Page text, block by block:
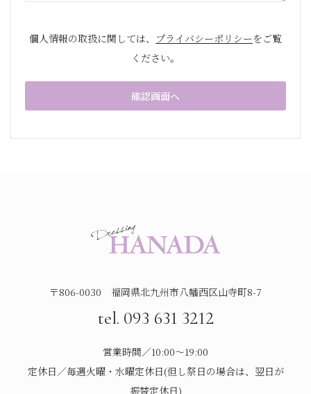
個人情報の取扱に関しては、 プライバシーポリシーをご覧
ください。
〒806-0030 福岡県北九州市八幡西区山寺町8-7
tel. 093 631 3212
営業時間／10:00～19:00
定休日／毎週火曜・水曜定休日(但し祭日の場合は、翌日が
振替定休日)